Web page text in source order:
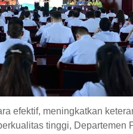
efektif, meningkatkan
tinggi,